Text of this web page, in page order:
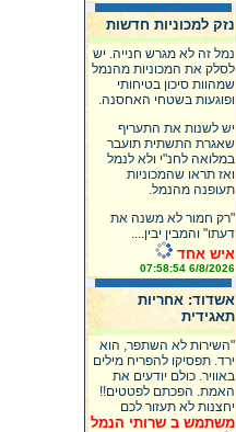
נזק למכוניות חדשות
נמל זה לא מגרש חנייה. יש
לסלק את המכוניות מהנמל
שמהוות סיכון בטיחותי
ופוגעות בשטחי האחסנה.
יש לשנות את התעריף
שאגרת התשתית תועבר
במלואה לחנ"י ולא לנמל
ואז תראו שהמכוניות
תעופנה מהנמל.
"רק חמור לא משנה את
דעתו" והמבין יבין....
איש אחד
6/8/2026 07:58:54
אשדוד: אחריות
תאגידית
"השירות לא השתפר, הוא
ירד. תפסיקו להפריח מילים
באוויר. כולם יודעים את
האמת. הפכתם לפטטים!!
יחצנות לא תעזור לכם
משתמש ב שרותי הנמל